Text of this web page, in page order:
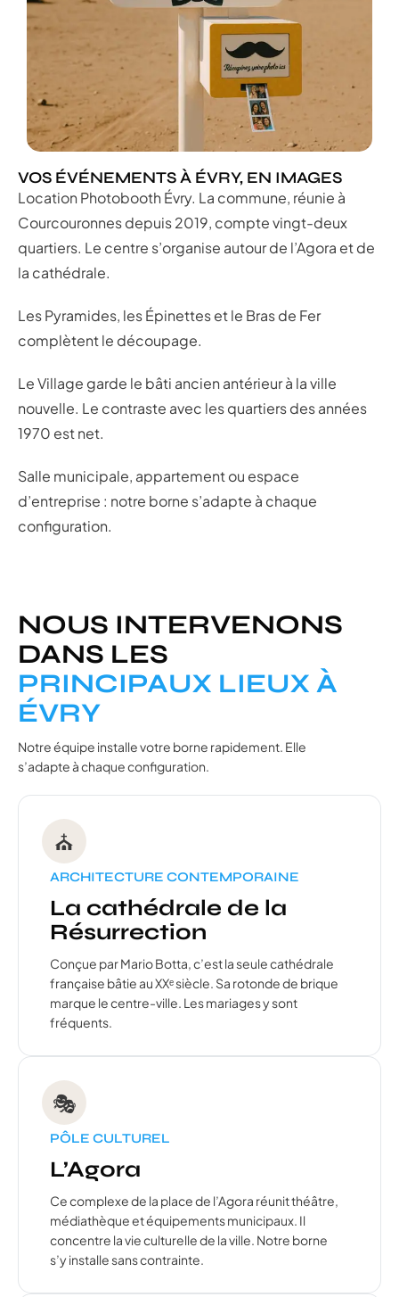
VOS ÉVÉNEMENTS À ÉVRY, EN IMAGES
Location Photobooth Évry. La commune, réunie à
Courcouronnes depuis 2019, compte vingt-deux
quartiers. Le centre s’organise autour de l’Agora et de
la cathédrale.
Les Pyramides, les Épinettes et le Bras de Fer
complètent le découpage.
Le Village garde le bâti ancien antérieur à la ville
nouvelle. Le contraste avec les quartiers des années
1970 est net.
Salle municipale, appartement ou espace
d’entreprise : notre borne s’adapte à chaque
configuration.
NOUS INTERVENONS
DANS LES
PRINCIPAUX LIEUX À
ÉVRY
Notre équipe installe votre borne rapidement. Elle
s’adapte à chaque configuration.
⛪
ARCHITECTURE CONTEMPORAINE
La cathédrale de la
Résurrection
Conçue par Mario Botta, c’est la seule cathédrale
française bâtie au XXᵉ siècle. Sa rotonde de brique
marque le centre-ville. Les mariages y sont
fréquents.
🎭
PÔLE CULTUREL
L’Agora
Ce complexe de la place de l’Agora réunit théâtre,
médiathèque et équipements municipaux. Il
concentre la vie culturelle de la ville. Notre borne
s’y installe sans contrainte.